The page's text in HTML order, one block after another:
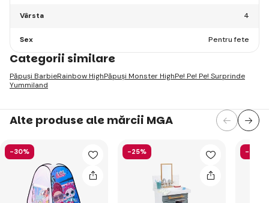
Vârsta 4
Sex Pentru fete
Categorii similare
Păpuși BarbieRainbow HighPăpuși Monster HighPe! Pe! Pe! Surprinde
Yummiland
Alte produse ale mărcii MGA
-30% -25% -36%